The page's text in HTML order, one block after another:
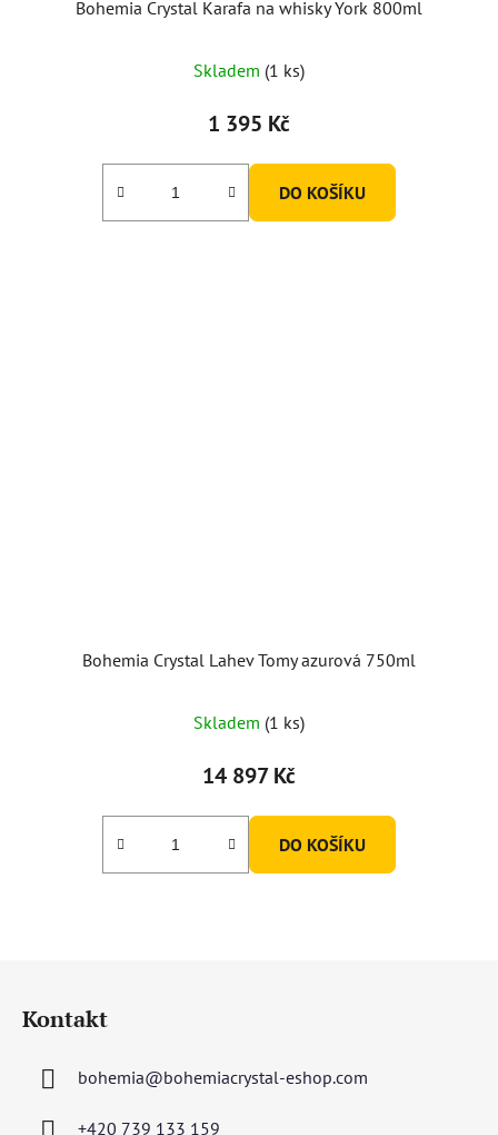
Bohemia Crystal Karafa na whisky York 800ml
Skladem (1 ks)
1 395 Kč
DO KOŠÍKU
Bohemia Crystal Lahev Tomy azurová 750ml
Skladem (1 ks)
14 897 Kč
DO KOŠÍKU
Kontakt
bohemia@bohemiacrystal-eshop.com
+420 739 133 159